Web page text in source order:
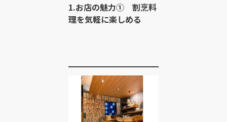
1.お店の魅力① 割烹料
理を気軽に楽しめる